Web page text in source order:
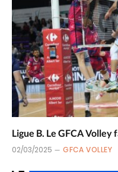
Ligue B. Le GFCA
02/03/2025 GFCA VOLLEY